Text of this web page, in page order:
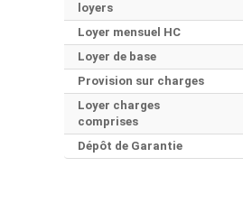
loyers
Loyer mensuel HC
Loyer de base
Provision sur charges
Loyer charges
comprises
Dépôt de Garantie